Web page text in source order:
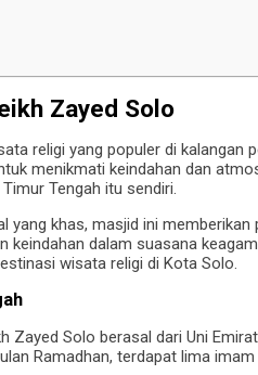
Zayed Solo
religi yang populer di kalangan
menikmati keindahan dan
Tengah itu sendiri.
yang khas, masjid ini memberikan
keindahan dalam suasana
wisata religi di Kota Solo.
Zayed Solo berasal dari Uni
Ramadhan, terdapat lima